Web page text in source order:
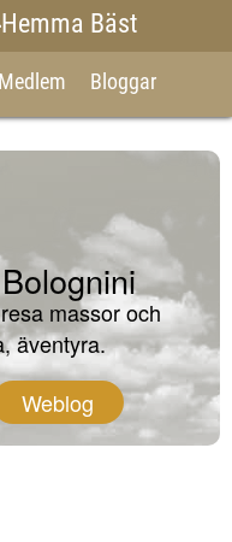
Hemma Bäst
Medlem Bloggar
massor och
äventyra.
Weblog